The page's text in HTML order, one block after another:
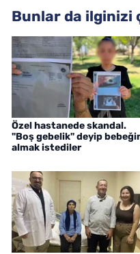
Bunlar da ilginizi
Özel hastanede skandal.
"Boş gebelik" deyip
almak istediler